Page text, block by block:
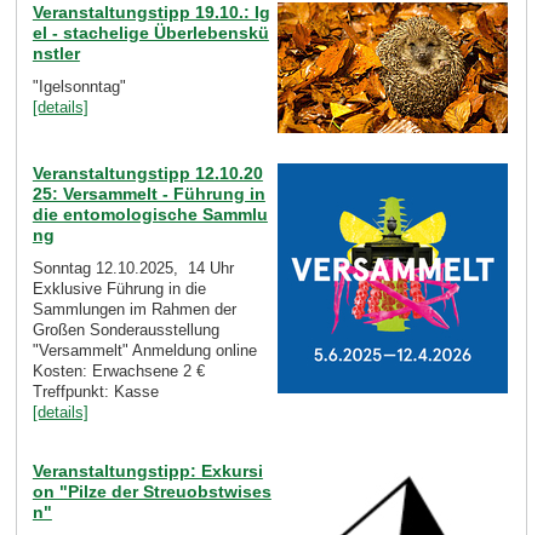
Veranstaltungstipp 19.10.: Ig
el - stachelige Überlebenskü
nstler
"Igelsonntag"
[details]
Veranstaltungstipp 12.10.20
25: Versammelt - Führung in
die entomologische Sammlu
ng
Sonntag 12.10.2025, 14 Uhr
Exklusive Führung in die
Sammlungen im Rahmen der
Großen Sonderausstellung
"Versammelt" Anmeldung online
Kosten: Erwachsene 2 €
Treffpunkt: Kasse
[details]
Veranstaltungstipp: Exkursi
on "Pilze der Streuobstwises
n"